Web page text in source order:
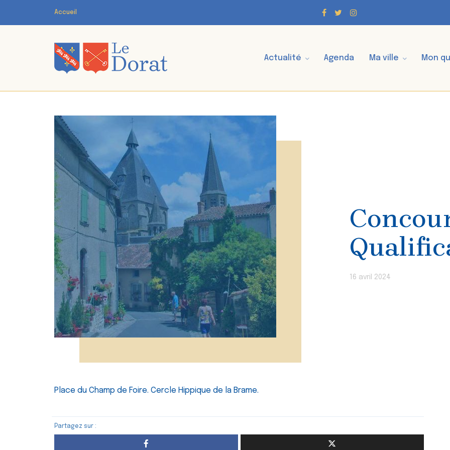
Accueil
Actualité Agenda Ma ville Mon
16 avril 2024
Place du Champ de Foire. Cercle Hippique de la Brame.
Partagez sur :